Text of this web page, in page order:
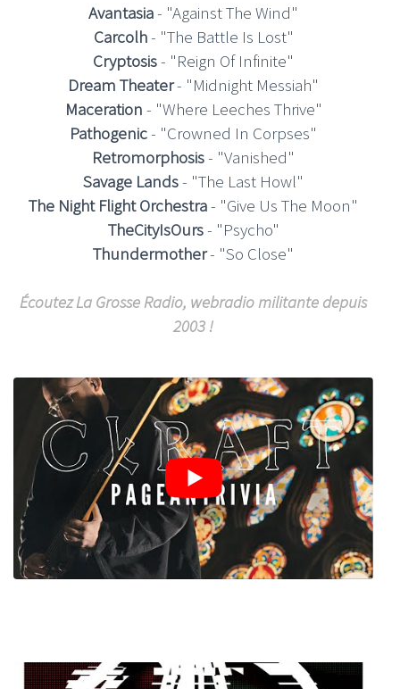
Avantasia- "Against The Wind"
Carcolh- "The Battle Is Lost"
Cryptosis- "Reign Of Infinite"
Dream Theater- "Midnight Messiah"
Maceration - "Where Leeches Thrive"
Pathogenic- "Crowned In Corpses"
Retromorphosis- "Vanished"
Savage Lands- "The Last Howl"
The Night Flight Orchestra- "Give Us The Moon"
TheCityIsOurs- "Psycho"
Thundermother- "So Close"
Écoutez La Grosse Radio, webradio militante depuis
2003 !